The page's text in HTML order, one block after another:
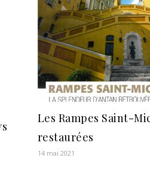
Les Rampes Saint-
restaurées
14 mai 2021